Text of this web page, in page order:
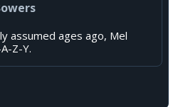
assumed ages ago, Mel
Z-Y.